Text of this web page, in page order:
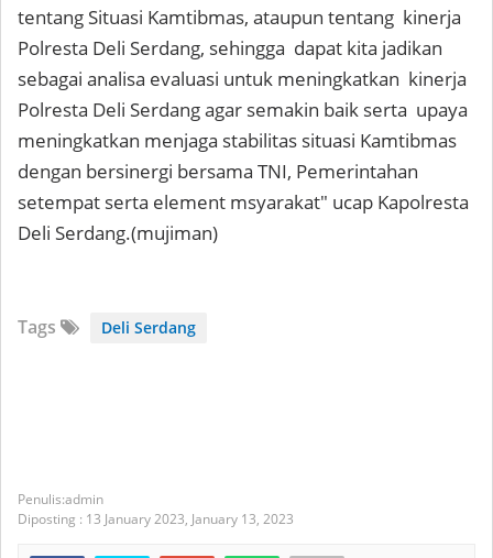
tentang Situasi Kamtibmas, ataupun tentang kinerja
Polresta Deli Serdang, sehingga dapat kita jadikan
sebagai analisa evaluasi untuk meningkatkan kinerja
Polresta Deli Serdang agar semakin baik serta upaya
meningkatkan menjaga stabilitas situasi Kamtibmas
dengan bersinergi bersama TNI, Pemerintahan
setempat serta element msyarakat" ucap Kapolresta
Deli Serdang.(mujiman)
Tags Deli Serdang
admin
Diposting : 13 January 2023, January 13, 2023